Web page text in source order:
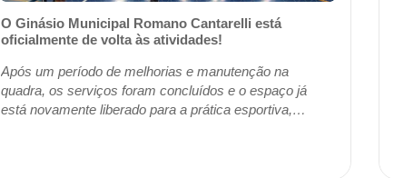
O Ginásio Municipal Romano Cantarelli está
oficialmente de volta às atividades!
Após um período de melhorias e manutenção na
quadra, os serviços foram concluídos e o espaço já
está novamente liberado para a prática esportiva,